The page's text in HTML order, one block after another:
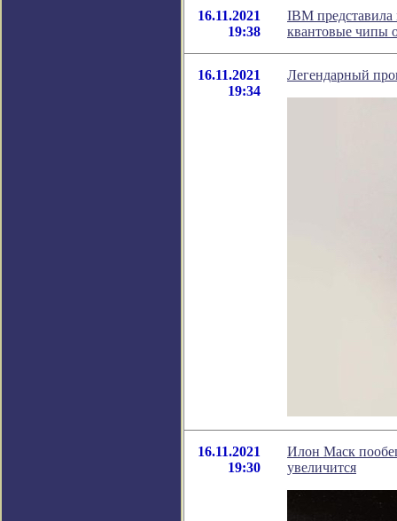
16.11.2021
19:38
IBM
квантовые чипы
16.11.2021
19:34
Легендарный
16.11.2021
19:30
Илон Маск
увеличится